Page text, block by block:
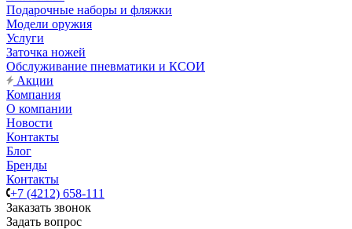
Подарочные наборы и фляжки
Модели оружия
Услуги
Заточка ножей
Обслуживание пневматики и КСОИ
Акции
Компания
О компании
Новости
Контакты
Блог
Бренды
Контакты
+7 (4212) 658-111
Заказать звонок
Задать вопрос